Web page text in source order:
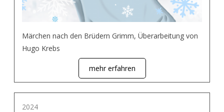
Märchen nach den Brüdern Grimm, Überarbeitung von
Hugo Krebs
mehr erfahren
2024